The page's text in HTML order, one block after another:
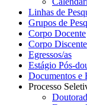
Linhas de
Grupos de
Corpo Docente
Corpo Discente
Egressos/as
Estágio Pós-
Documentos e
Processo